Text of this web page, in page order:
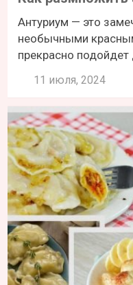
Антуриум — это
необычными
прекрасно
11 июля, 2024